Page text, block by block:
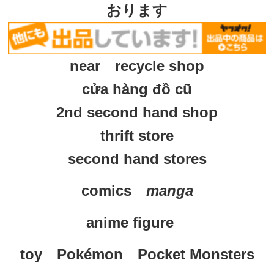
おります
near recycle shop
cửa hàng đồ cũ
2nd second hand shop
thrift store
second hand stores
comics manga
anime figure
toy Pokémon　Pocket Monsters